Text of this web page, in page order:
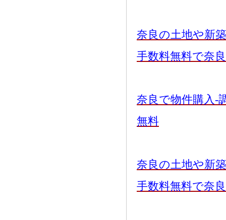
奈良の土地や新
手数料無料で奈
奈良で物件購入-
無料
奈良の土地や新
手数料無料で奈